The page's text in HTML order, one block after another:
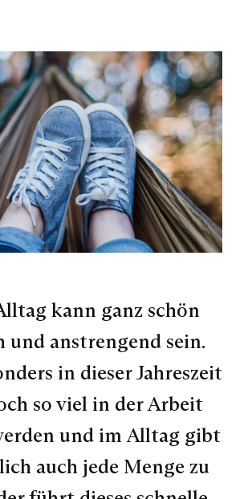
kann ganz schön
und anstrengend sein.
in dieser Jahreszeit
so viel in der Arbeit
und im Alltag gibt
auch jede Menge zu